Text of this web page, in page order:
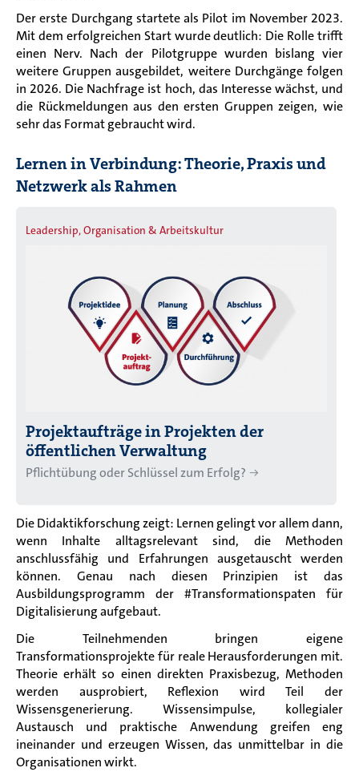
Der erste Durchgang startete als Pilot im November 2023.
Mit dem erfolgreichen Start wurde deutlich: Die Rolle trifft
einen Nerv. Nach der Pilotgruppe wurden bislang vier
weitere Gruppen ausgebildet, weitere Durchgänge folgen
in 2026. Die Nachfrage ist hoch, das Interesse wächst, und
die Rückmeldungen aus den ersten Gruppen zeigen, wie
sehr das Format gebraucht wird.
Lernen in Verbindung: Theorie, Praxis und
Netzwerk als Rahmen
Leadership, Organisation & Arbeitskultur
Projektaufträge in Projekten der
öffentlichen Verwaltung
Pflichtübung oder Schlüssel zum Erfolg?
Die Didaktikforschung zeigt: Lernen gelingt vor allem dann,
wenn Inhalte alltagsrelevant sind, die Methoden
anschlussfähig und Erfahrungen ausgetauscht werden
können. Genau nach diesen Prinzipien ist das
Ausbildungsprogramm der #Transformationspaten für
Digitalisierung aufgebaut.
Die Teilnehmenden bringen eigene
Transformationsprojekte für reale Herausforderungen mit.
Theorie erhält so einen direkten Praxisbezug, Methoden
werden ausprobiert, Reflexion wird Teil der
Wissensgenerierung. Wissensimpulse, kollegialer
Austausch und praktische Anwendung greifen eng
ineinander und erzeugen Wissen, das unmittelbar in die
Organisationen wirkt.